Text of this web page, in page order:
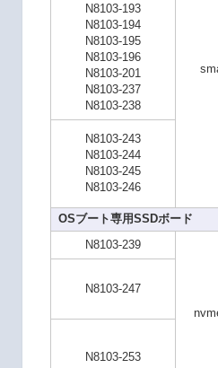
N8103-193
N8103-194
N8103-195
N8103-196
N8103-201
N8103-237
N8103-238
N8103-243
N8103-244
N8103-245
N8103-246
OSブート専用SSDボード
N8103-239
N8103-247
N8103-253